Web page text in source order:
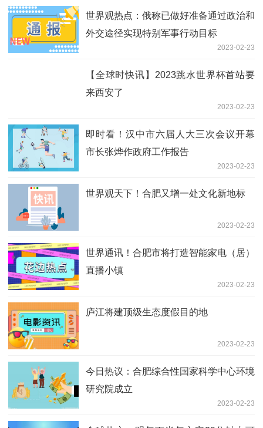
世界观热点：俄称已做好准备通过政治和
外交途径实现特别军事行动目标
2023-02-23
【全球时快讯】2023跳水世界杯首站要
来西安了
2023-02-23
即时看！汉中市六届人大三次会议开幕
市长张烨作政府工作报告
2023-02-23
世界观天下！合肥又增一处文化新地标
2023-02-23
世界通讯！合肥市将打造智能家电（居）
直播小镇
2023-02-23
庐江将建顶级生态度假目的地
2023-02-23
今日热议：合肥综合性国家科学中心环境
研究院成立
2023-02-23